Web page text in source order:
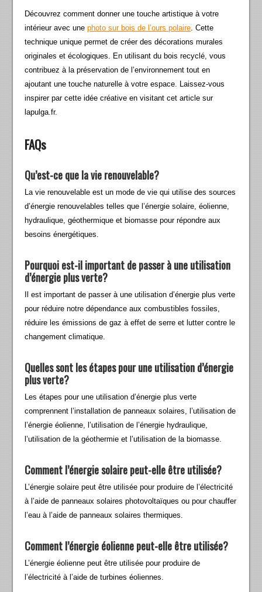
Découvrez comment donner une touche artistique à votre
intérieur avec unephoto sur bois de l’ours polaire. Cette
technique unique permet de créer des décorations murales
originales et écologiques. En utilisant du bois recyclé, vous
contribuez à la préservation de l’environnement tout en
ajoutant une touche naturelle à votre espace. Laissez-vous
inspirer par cette idée créative en visitant cet article sur
lapulga.fr.
FAQs
Qu’est-ce que la vie renouvelable?
La vie renouvelable est un mode de vie qui utilise des sources
d’énergie renouvelables telles que l’énergie solaire, éolienne,
hydraulique, géothermique et biomasse pour répondre aux
besoins énergétiques.
Pourquoi est-il important de passer à une utilisation
d’énergie plus verte?
Il est important de passer à une utilisation d’énergie plus verte
pour réduire notre dépendance aux combustibles fossiles,
réduire les émissions de gaz à effet de serre et lutter contre le
changement climatique.
Quelles sont les étapes pour une utilisation d’énergie
plus verte?
Les étapes pour une utilisation d’énergie plus verte
comprennent l’installation de panneaux solaires, l’utilisation de
l’énergie éolienne, l’utilisation de l’énergie hydraulique,
l’utilisation de la géothermie et l’utilisation de la biomasse.
Comment l’énergie solaire peut-elle être utilisée?
L’énergie solaire peut être utilisée pour produire de l’électricité
à l’aide de panneaux solaires photovoltaïques ou pour chauffer
l’eau à l’aide de panneaux solaires thermiques.
Comment l’énergie éolienne peut-elle être utilisée?
L’énergie éolienne peut être utilisée pour produire de
l’électricité à l’aide de turbines éoliennes.